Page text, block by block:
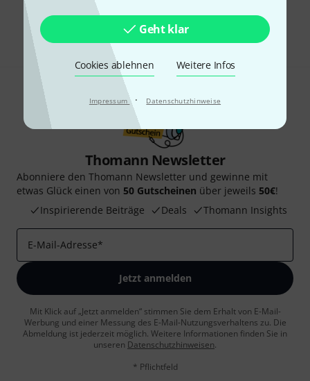
Geht klar
Cookies ablehnen Weitere Infos
Impressum · Datenschutzhinweise
Hilfe & Feedback
Thomann Newsletter
Abonniere den Thomann Newsletter und gewinne mit
etwas Glück einen von 50 Gutscheinen über jeweils 50€!
Inspirierende Beiträge
Deals Thomann Insights
E-Mail-Adresse*
Jetzt anmelden
Mit Klick auf „Jetzt anmelden“ stimmen Sie dem Erhalt von E-Mail-
Werbung und einer Messung des E-Mail-Nutzungsverhaltens zu. Die
Abmeldung ist jederzeit möglich. Weitere Informationen finden Sie in
unseren Datenschutzhinweisen.
* Pflichtfeld